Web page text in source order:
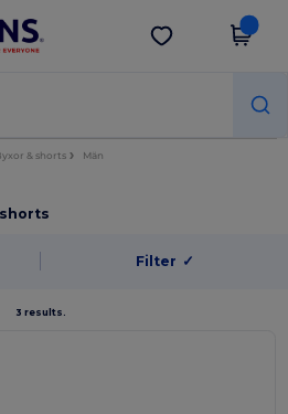
Hämta app
& shorts Män
Filter ✓
3 results.